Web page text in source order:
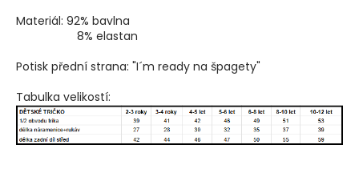
Materiál: 92% bavlna
8% elastan
Potisk přední strana: "I´m ready na špagety"
Tabulka velikostí: